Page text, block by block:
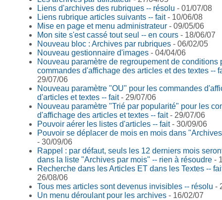
Liens d'archives des rubriques -- résolu - 01/07/08
Liens rubrique articles suivants -- fait- 10/06/08
Mise en page et menu administrateur - 09/05/06
Mon site s'est cassé tout seul -- en cours - 18/06/07
Nouveau bloc : Archives par rubriques - 06/02/05
Nouveau gestionnaire d'images - 04/04/06
Nouveau paramètre de regroupement de conditions
commandes d'affichage des articles et des textes --
29/07/06
Nouveau paramètre "OU" pour les commandes
d'articles et textes -- fait- 29/07/06
Nouveau paramètre "Trié par popularité" pour les
d'affichage des articles et textes -- fait- 29/07/06
Pouvoir aérer les listes d'articles -- fait- 30/09/06
Pouvoir se déplacer de mois en mois dans
- 30/09/06
Rappel : par défaut, seuls les 12 derniers mois
dans la liste "Archives par mois" -- rien à résoudre -
Recherche dans les Articles ET dans les Textes --
26/08/06
Tous mes articles sont devenus invisibles -- résolu -
Un menu déroulant pour les archives - 16/02/07